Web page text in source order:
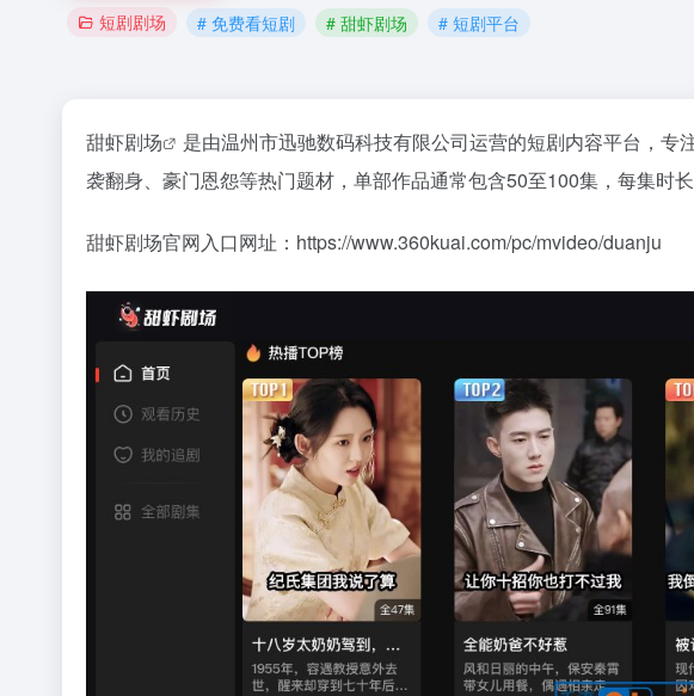
短剧剧场 # 免费看短剧 # 甜虾剧场 # 短剧平台
甜虾剧场
是由温州市迅驰数码科技有限公司运营的短剧内容平台，
袭翻身、豪门恩怨等热门题材，单部作品通常包含50至100集，每集时
甜虾剧场官网入口网址：https://www.360kuai.com/pc/mvideo/duanju